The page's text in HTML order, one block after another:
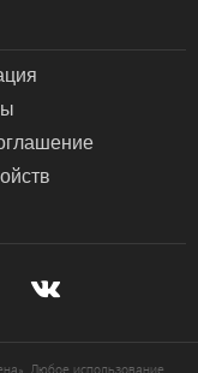
Любое использование